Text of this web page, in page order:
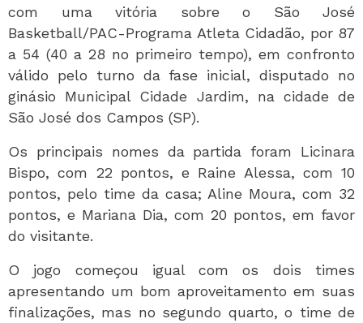
com uma vitória sobre o São José
Basketball/PAC-Programa Atleta Cidadão, por 87
a 54 (40 a 28 no primeiro tempo), em confronto
válido pelo turno da fase inicial, disputado no
ginásio Municipal Cidade Jardim, na cidade de
São José dos Campos (SP).
Os principais nomes da partida foram Licinara
Bispo, com 22 pontos, e Raine Alessa, com 10
pontos, pelo time da casa; Aline Moura, com 32
pontos, e Mariana Dia, com 20 pontos, em favor
do visitante.
O jogo começou igual com os dois times
apresentando um bom aproveitamento em suas
finalizações, mas no segundo quarto, o time de